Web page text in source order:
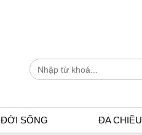
ĐỜI SỐNG ĐA CHIỀU